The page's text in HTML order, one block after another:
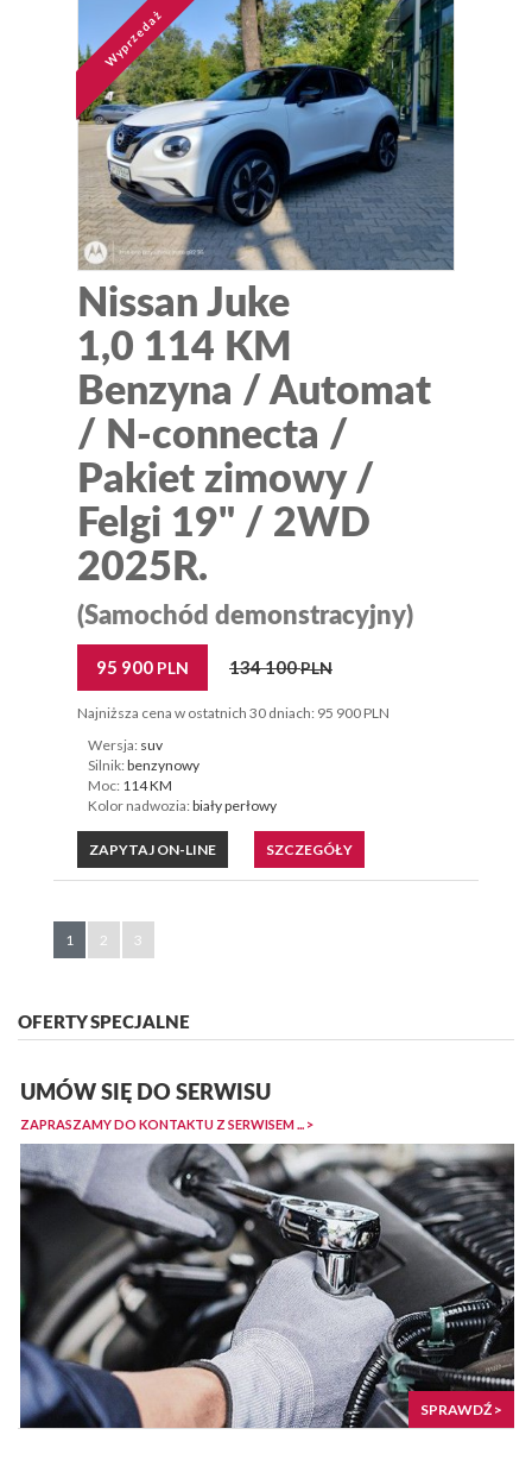
Wyprzedaż
Nissan Juke
1,0 114 KM
Benzyna / Automat
/ N-connecta /
Pakiet zimowy /
Felgi 19" / 2WD
2025R.
(Samochód demonstracyjny)
95 900 PLN 134 100PLN
Najniższa cena w ostatnich 30 dniach: 95 900 PLN
Wersja: suv
Silnik: benzynowy
Moc: 114 KM
Kolor nadwozia: biały perłowy
ZAPYTAJ ON-LINE SZCZEGÓŁY
1 2 3
OFERTY SPECJALNE
UMÓW SIĘ DO SERWISU
ZAPRASZAMY DO KONTAKTU Z SERWISEM ... >
SPRAWDŹ >